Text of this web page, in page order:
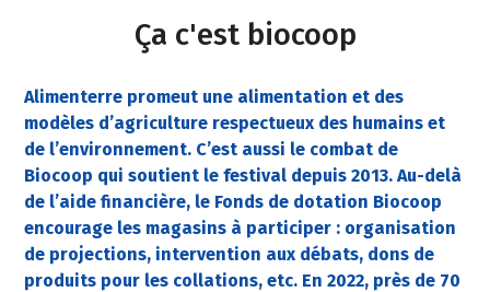
Ça c'est biocoop
Alimenterre promeut une alimentation et des
modèles d’agriculture respectueux des humains et
de l’environnement. C’est aussi le combat de
Biocoop qui soutient le festival depuis 2013. Au-delà
de l’aide financière, le Fonds de dotation Biocoop
encourage les magasins à participer : organisation
de projections, intervention aux débats, dons de
produits pour les collations, etc. En 2022, près de 70